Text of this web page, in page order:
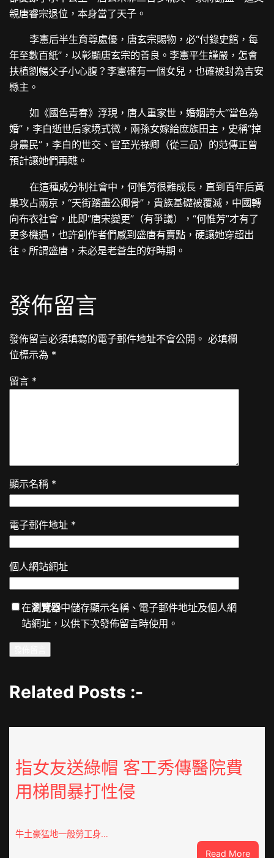
親唐睿宗退位，本身當了天子。
李憲后半生育尊處優，唐玄宗賜物，必“付錄史館，每
年至數百紙”，以彰顯唐玄宗的善良。李憲平生謹嚴，怎會
扶植劉暢父子小心腹？李憲確有一個女兒，也確被封為吉安
縣主。
如《國色青春》浮現，唐人重家世，婚姻誇大“當色為
婚”，李白逝世后家境式微，兩孫女嫁給庶族田主，史稱“掉
身農民”，李白的世交、官至光祿卿（從三品）的范傳正曾
預計讓她們再醮。
在這種成分制社會中，何惟芳很難成長，直到百年后黃
巢攻占兩京，“天街踏盡公卿骨”，貴族基礎被覆滅，中國轉
向布衣社會，此即“唐宋變更”（有爭議），“何惟芳”才有了
更多機遇，也許創作者們感到盛唐有賣點，硬讓她穿超出
往。所謂盛唐，未必是老蒼生的好時期。
發佈留言
發佈留言必須填寫的電子郵件地址不會公開。 必填欄
位標示為 *
留言 *
顯示名稱 *
電子郵件地址 *
個人網站網址
在瀏覽器中儲存顯示名稱、電子郵件地址及個人網
站網址，以供下次發佈留言時使用。
Related Posts :-
指女友送綠帽 客工秀傳醫院費
用梯間暴打性侵
牛土豪猛地一般勞工身…
Read More: